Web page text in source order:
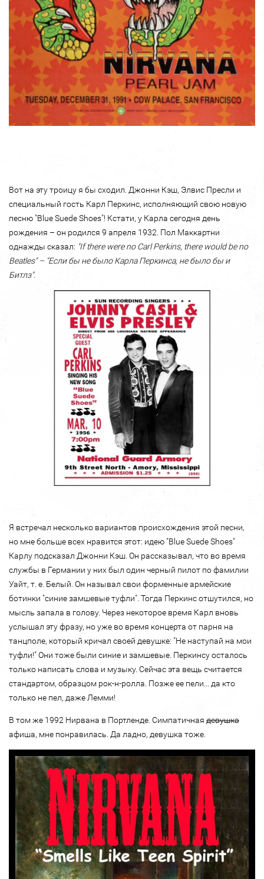
Вот на эту троицу я бы сходил. Джонни Кэш, Элвис Пресли и
специальный гость Карл Перкинс, исполняющий свою новую
песню "Blue Suede Shoes"! Кстати, у Карла сегодня день
рождения – он родился 9 апреля 1932. Пол Маккартни
однажды сказал: "If there were no Carl Perkins, there would be no
Beatles" – "Если бы не было Карла Перкинса, не было бы и
Битлз".
Я встречал несколько вариантов происхождения этой песни,
но мне больше всех нравится этот: идею "Blue Suede Shoes"
Карлу подсказал Джонни Кэш. Он рассказывал, что во время
службы в Германии у них был один черный пилот по фамилии
Уайт, т. е. Белый. Он называл свои форменные армейские
ботинки "синие замшевые туфли". Тогда Перкинс отшутился, но
мысль запала в голову. Через некоторое время Карл вновь
услышал эту фразу, но уже во время концерта от парня на
танцполе, который кричал своей девушке: "Не наступай на мои
туфли!" Они тоже были синие и замшевые. Перкинсу осталось
только написать слова и музыку. Сейчас эта вещь считается
стандартом, образцом рок-н-ролла. Позже ее пели... да кто
только не пел, даже Лемми!
В том же 1992 Нирвана в Портленде. Симпатичная девушка
афиша, мне понравилась. Да ладно, девушка тоже.